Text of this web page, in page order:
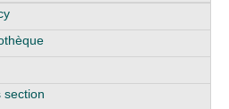
section